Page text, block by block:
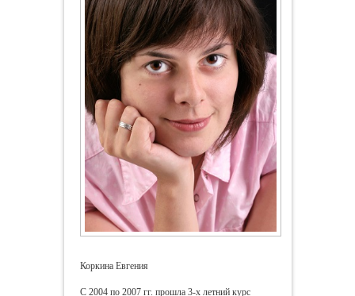
Коркина Евгения
С 2004 по 2007 гг. прошла 3-х летний курс